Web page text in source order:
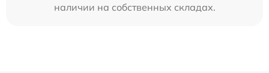
наличии на собственных складах.